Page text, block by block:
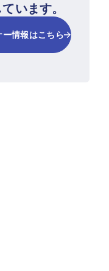
います。
ー情報はこちら